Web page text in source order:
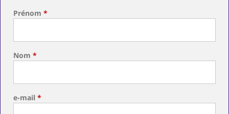
Prénom *
Nom *
e-mail *